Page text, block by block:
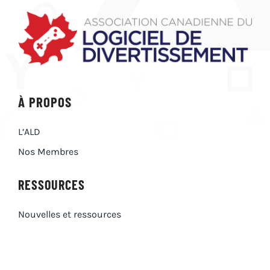
À PROPOS
L’ALD
Nos Membres
RESSOURCES
Nouvelles et ressources